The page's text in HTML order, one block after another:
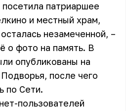
патриаршее
и местный храм,
незамеченной, –
о фото на память. В
опубликованы на
после чего
по Сети.
пользователей